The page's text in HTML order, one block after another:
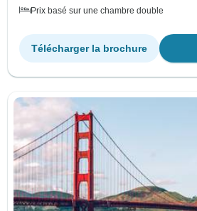
Prix basé sur une chambre double
Télécharger la brochure